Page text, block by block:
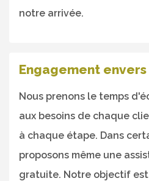
notre arrivée.
Engagement
Nous prenons le temps
aux besoins de chaque
à chaque étape. Dans
proposons même une
gratuite. Notre objectif est